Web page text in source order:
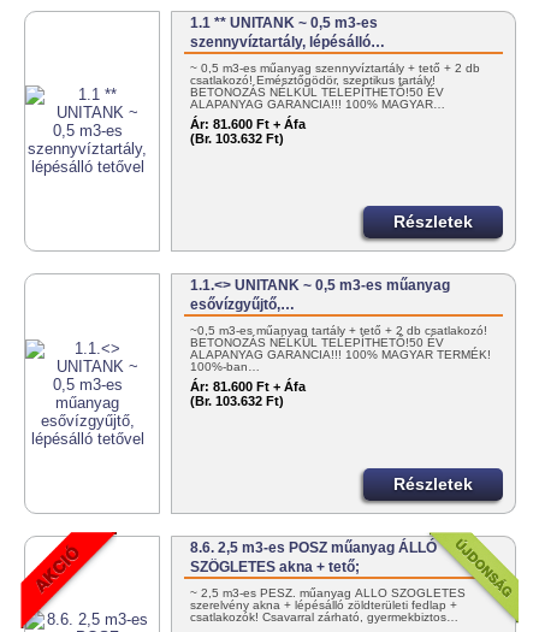
1.1 ** UNITANK ~ 0,5 m3-es
szennyvíztartály, lépésálló…
~ 0,5 m3-es műanyag szennyvíztartály + tető + 2 db
csatlakozó! Emésztőgödör, szeptikus tartály!
BETONOZÁS NÉLKÜL TELEPÍTHETŐ!50 ÉV
ALAPANYAG GARANCIA!!! 100% MAGYAR…
Ár: 81.600 Ft + Áfa
(Br. 103.632 Ft)
Részletek
1.1.<> UNITANK ~ 0,5 m3-es műanyag
esővízgyűjtő,…
~0,5 m3-es műanyag tartály + tető + 2 db csatlakozó!
BETONOZÁS NÉLKÜL TELEPÍTHETŐ!50 ÉV
ALAPANYAG GARANCIA!!! 100% MAGYAR TERMÉK!
100%-ban…
Ár: 81.600 Ft + Áfa
(Br. 103.632 Ft)
Részletek
8.6. 2,5 m3-es POSZ műanyag ÁLLÓ
SZÖGLETES akna + tető;
~ 2,5 m3-es PESZ. műanyag ÁLLÓ SZÖGLETES
szerelvény akna + lépésálló zöldterületi fedlap +
csatlakozók! Csavarral zárható, gyermekbiztos…